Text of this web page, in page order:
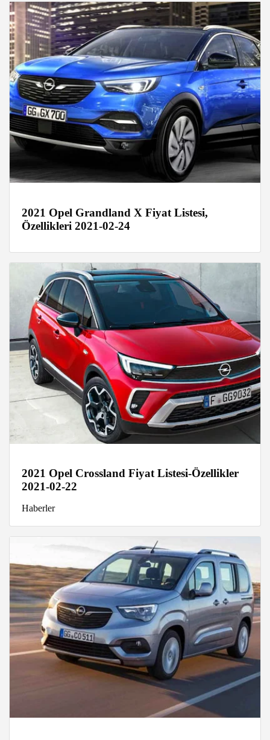
2021 Opel Grandland X Fiyat Listesi,
Özellikleri 2021-02-24
2021 Opel Crossland Fiyat Listesi-Özellikler
2021-02-22
Haberler